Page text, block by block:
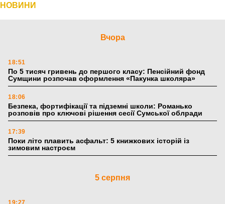
НОВИНИ
Вчора
18:51
По 5 тисяч гривень до першого класу: Пенсійний фонд
Сумщини розпочав оформлення «Пакунка школяра»
18:06
Безпека, фортифікації та підземні школи: Романько
розповів про ключові рішення сесії Сумської облради
17:39
Поки літо плавить асфальт: 5 книжкових історій із
зимовим настроєм
5 серпня